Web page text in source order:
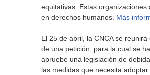
equitativas. Estas
en derechos humanos. Más
El 25 de abril, la CNCA se
de una petición, para la cual se
apruebe una legislación de
las medidas que necesita